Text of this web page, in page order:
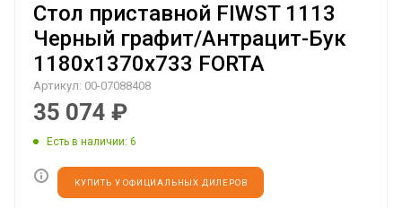
Стол приставной FIWST 1113
Черный графит/Антрацит-Бук
1180х1370х733 FORTA
Артикул: 00-07088408
35 074 ₽
Есть в наличии: 6
КУПИТЬ У ОФИЦИАЛЬНЫХ ДИЛЕРОВ